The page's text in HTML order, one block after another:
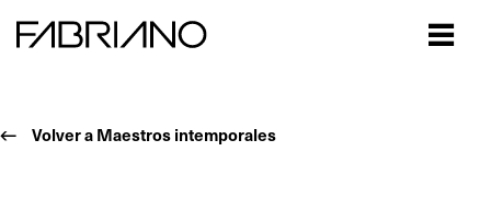
Volver a Maestros intemporales